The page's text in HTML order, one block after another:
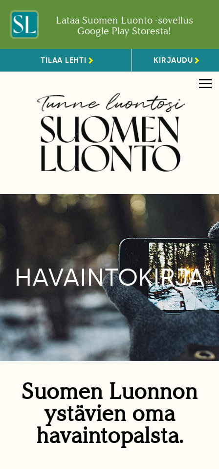
Lataa Suomen Luonto -sovellus
Google Play Storesta!
TILAA LEHTI KIRJAUDU
HAVAINTOKIRJA
Suomen Luonnon
ystävien oma
havaintopalsta.